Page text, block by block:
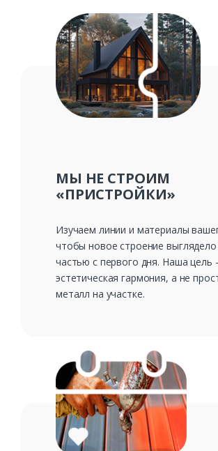
Заказать
Ваше имя*
Комментарий к заказу
МЫ НЕ СТРОИМ
«ПРИСТРОЙКИ»
Изучаем линии и материалы
чтобы новое строение выглядело
частью с первого дня. Наша
эстетическая гармония, а не
металл на участке.